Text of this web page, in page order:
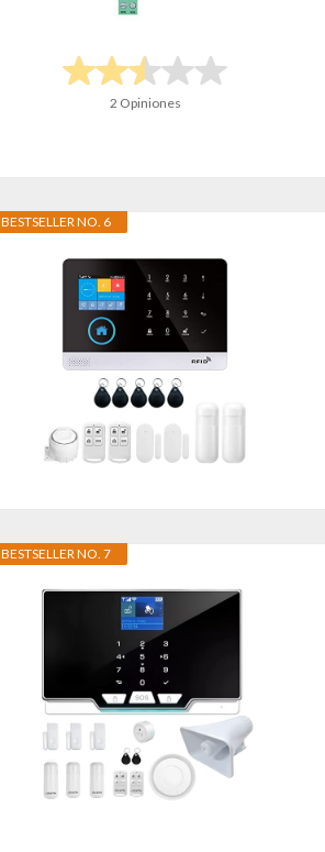
2 Opiniones
BESTSELLER NO. 6
BESTSELLER NO. 7